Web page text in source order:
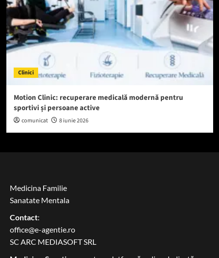
Clinici
Motion Clinic: recuperare medicală modernă pentru
sportivi și persoane active
comunicat 8 iunie 2026
Medicina Familie
Sanatate Mentala
Contact:
office@e-agentie.ro
SC ARC MEDIASOFT SRL